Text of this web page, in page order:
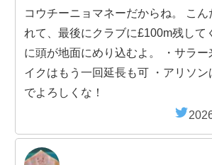
コウチーニョマネーだからね。 こん
れて、最後にクラブに£100m残して
に頭が地面にめり込むよ。 ・サラ
イクはもう一回延長も可 ・アリソ
でよろしくな！